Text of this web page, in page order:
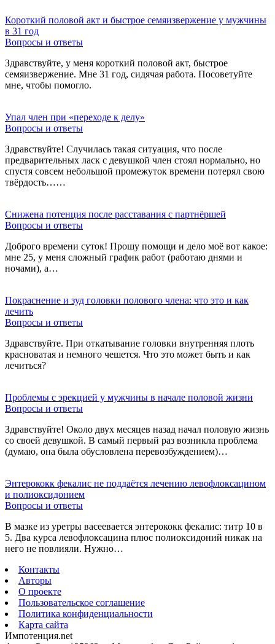
Короткий половой акт и быстрое семяизвержение у мужчины
в 31 год
Вопросы и ответы
Здравствуйте, у меня короткий половой акт, быстрое
семяизвержение. Мне 31 год, сидячая работа. Посоветуйте
мне, чтобы помогло.
Упал член при «переходе к делу»
Вопросы и ответы
Здравствуйте! Случилась такая ситуация, что после
предварительных ласк с девушкой член стоял нормально, но
спустя совсем небольшой промежуток времени потерял свою
твёрдость……
Снижена потенция после расставания с партнёршей
Вопросы и ответы
Доброго времени суток! Прошу помощи и дело моё вот какое:
мне 25, у меня сложный график работ (работаю днями и
ночами), а…
Покраснение и зуд головки полового члена: что это и как
лечить
Вопросы и ответы
Здравствуйте. При откатывание головки внутренняя плоть
красноватая и немного чешется. Что это может быть и как
лечиться?
Проблемы с эрекцией у мужчины в начале половой жизни
Вопросы и ответы
Здравствуйте! Около двух месяцев назад начал половую жизнь
со своей девушкой. В самый первый раз возникла проблема
(думаю, она была обусловлена перевозбуждением)…
Энтерококк фекалис не поддаётся лечению левофлоксацином
и полиоксидонием
Вопросы и ответы
В мазке из уретры васеевается энтерококк фекалис: титр 10 в
5. Два курса левофлоксацина плюс полиоксидоний никак на
него не повлияли. Нужно…
Контакты
Авторы
О проекте
Пользовательское соглашение
Политика конфиденциальности
Карта сайта
Импотенция.net